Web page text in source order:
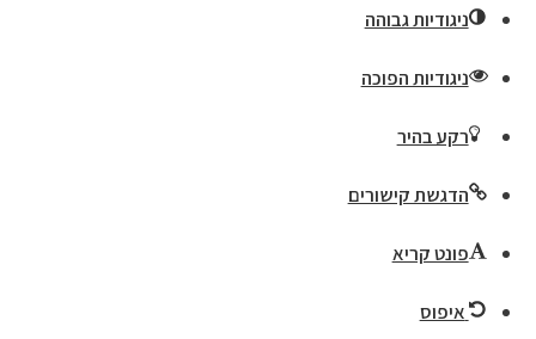
ניגודיות גבוהה
ניגודיות הפוכה
רקע בהיר
הדגשת קישורים
פונט קריא
איפוס